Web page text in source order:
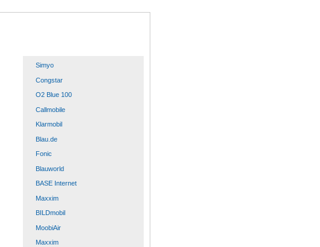
Simyo
Congstar
O2 Blue 100
Callmobile
Klarmobil
Blau.de
Fonic
Blauworld
BASE Internet
Maxxim
BILDmobil
MoobiAir
Maxxim